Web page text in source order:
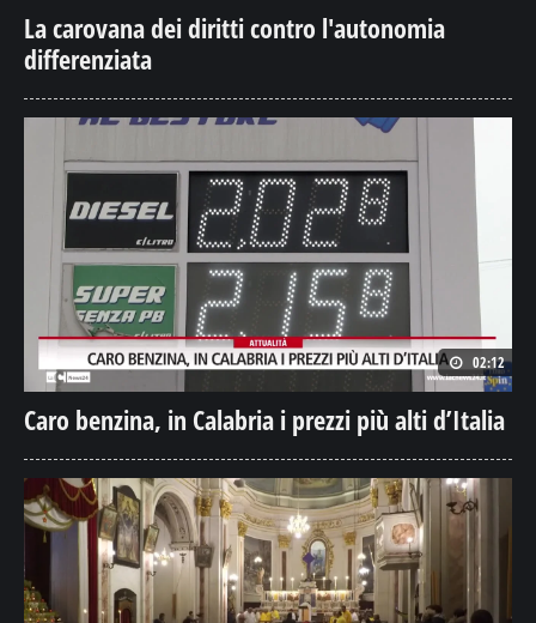
La carovana dei diritti contro l'autonomia
differenziata
02:12
Caro benzina, in Calabria i prezzi più alti d’Italia